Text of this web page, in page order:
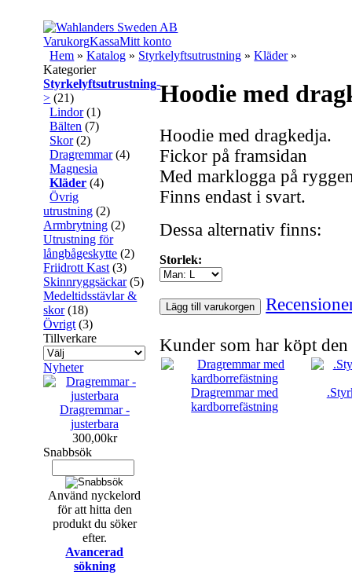
VarukorgKassaMitt konto
Hem »Katalog » Styrkelyftsutrustning »Kläder»
Hoodie med
Hoodie med dragkedja.
Fickor på framsidan
Med marklogga på
Finns endast i svart.
Dessa alternativ finns:
Storlek:
Lägg till varukorgen
Kunder som har köpt
Dragremmar med
kardborrefästning
Kategorier
Styrkelyftsutrustning-
> (21)
Lindor(1)
Bälten (7)
Skor(2)
Dragremmar(4)
Magnesia
Kläder (4)
Övrig
utrustning (2)
Armbrytning (2)
Utrustning för
långbågeskytte (2)
Friidrott Kast (3)
Skinnryggsäckar(5)
Medeltidsstävlar &
skor(18)
Övrigt (3)
Tillverkare
Nyheter
Dragremmar -
justerbara
300,00kr
Snabbsök
Använd nyckelord
för att hitta den
produkt du söker
efter.
Avancerad
sökning